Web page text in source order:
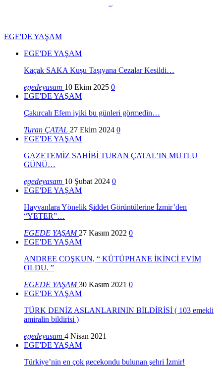
EGE'DE YAŞAM
EGE'DE YAŞAM
Kaçak SAKA Kuşu Taşıyana Cezalar Kesildi…
egedeyasam 10 Ekim 2025 0
EGE'DE YAŞAM
Çakırcalı Efem iyiki bu günleri görmedin…
Turan ÇATAL 27 Ekim 2024 0
EGE'DE YAŞAM
GAZETEMİZ SAHİBİ TURAN ÇATAL’IN MUTLU
GÜNÜ…
egedeyasam 10 Şubat 2024 0
EGE'DE YAŞAM
Hayvanlara Yönelik Şiddet Görüntülerine İzmir’den
“YETER”…
EGEDE YAŞAM 27 Kasım 2022 0
EGE'DE YAŞAM
ANDREE COŞKUN, “ KÜTÜPHANE İKİNCİ EVİM
OLDU. ”
EGEDE YAŞAM30 Kasım 2021 0
EGE'DE YAŞAM
TÜRK DENİZ ASLANLARININ BİLDİRİSİ ( 103 emekli
amiralin bildirisi )
egedeyasam 4 Nisan 2021
EGE'DE YAŞAM
Türkiye’nin en çok gecekondu bulunan şehri İzmir!